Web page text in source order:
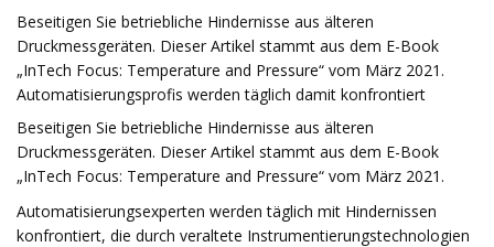
Beseitigen Sie betriebliche Hindernisse aus älteren
Druckmessgeräten. Dieser Artikel stammt aus dem E-Book
„InTech Focus: Temperature and Pressure“ vom März 2021.
Automatisierungsprofis werden täglich damit konfrontiert
Beseitigen Sie betriebliche Hindernisse aus älteren
Druckmessgeräten. Dieser Artikel stammt aus dem E-Book
„InTech Focus: Temperature and Pressure“ vom März 2021.
Automatisierungsexperten werden täglich mit Hindernissen
konfrontiert, die durch veraltete Instrumentierungstechnologien